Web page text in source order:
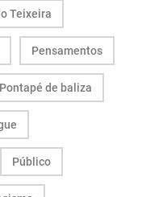
Teixeira
Pensamentos
Pontapé de baliza
Público